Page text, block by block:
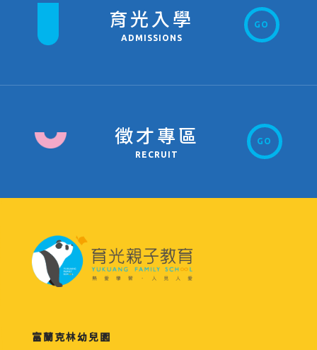
育光入學
ADMISSIONS
GO
徵才專區
RECRUIT
GO
富蘭克林幼兒園